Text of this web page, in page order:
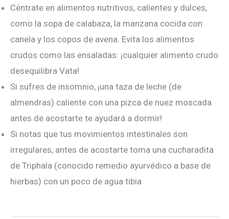
Céntrate en alimentos nutritivos, calientes y dulces,
como la sopa de calabaza, la manzana cocida con
canela y los copos de avena. Evita los alimentos
crudos como las ensaladas: ¡cualquier alimento crudo
desequilibra Vata!
Si sufres de insomnio, ¡una taza de leche (de
almendras) caliente con una pizca de nuez moscada
antes de acostarte te ayudará a dormir!
Si notas que tus movimientos intestinales son
irregulares, antes de acostarte toma una cucharadita
de Triphala (conocido remedio ayurvédico a base de
hierbas) con un poco de agua tibia